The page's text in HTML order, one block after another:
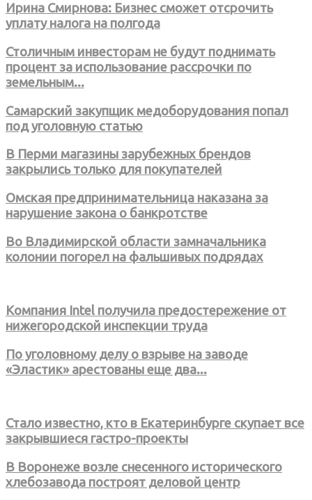
Ирина Смирнова: Бизнес сможет отсрочить
уплату налога на полгода
Столичным инвесторам не будут поднимать
процент за использование рассрочки по
земельным...
Самарский закупщик медоборудования попал
под уголовную статью
В Перми магазины зарубежных брендов
закрылись только для покупателей
Омская предпринимательница наказана за
нарушение закона о банкротстве
Во Владимирской области замначальника
колонии погорел на фальшивых подрядах
Компания Intel получила предостережение от
нижегородской инспекции труда
По уголовному делу о взрыве на заводе
«Эластик» арестованы еще два...
Стало известно, кто в Екатеринбурге скупает все
закрывшиеся гастро-проекты
В Воронеже возле снесенного исторического
хлебозавода построят деловой центр